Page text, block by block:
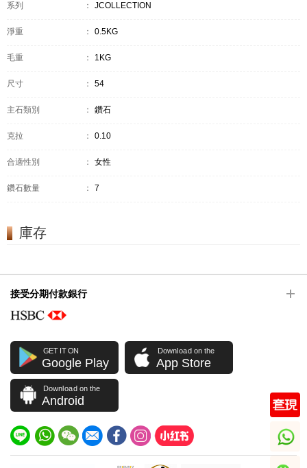
系列 ： JCOLLECTION
淨重 ： 0.5KG
毛重 ： 1KG
尺寸 ： 54
主石類別 ： 鑽石
克拉 ： 0.10
合適性別 ： 女性
鑽石數量 ： 7
庫存
接受分期付款銀行
GET IT ON
Google Play
Download on the
App Store
Download on the
Android
whatsapp